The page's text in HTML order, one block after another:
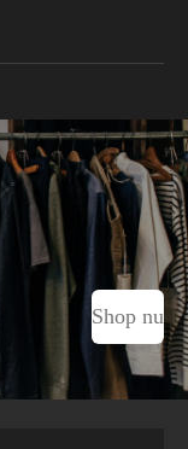
Shop nu